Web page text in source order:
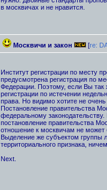
в москвичах и не нравится.
Москвичи и закон [re:
Институт регистрации по месту
предусмотрена регистрация по
Федерации. Поэтому, если Вы так
регистрации по истечении
права. Но видимо хотите не
Постановление правительства
федеральному
постановление правительства
отношение к москвичам не может
Выделение же субъектом группы
территориального признака,
Next.